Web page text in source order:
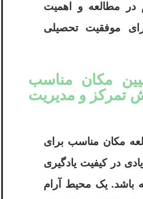
در مطالعه و اهمیت
موفقیت تحصیلی
مکان مناسب
تمرکز و مدیریت
مکان مناسب برای
در کیفیت یادگیری
یک محیط آرام